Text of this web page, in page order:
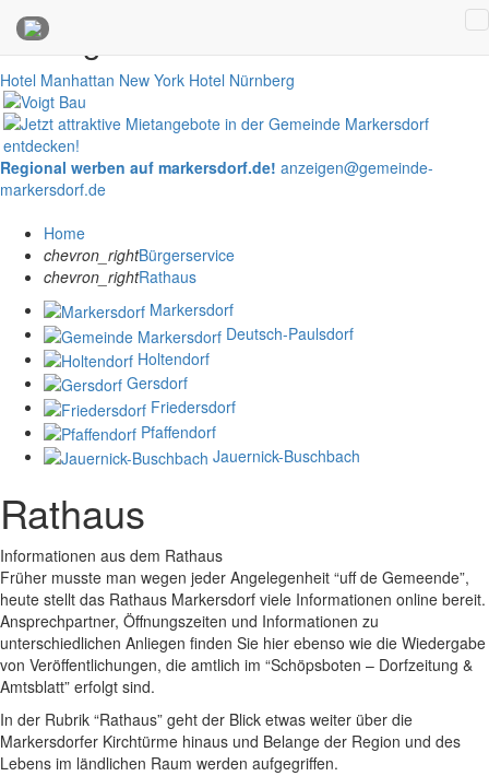
Anzeigen
Hotel Manhattan New York Hotel Nürnberg
Regional werben auf markersdorf.de! anzeigen@gemeinde-
markersdorf.de
Home
chevron_rightBürgerservice
chevron_rightRathaus
Markersdorf
Deutsch-Paulsdorf
Holtendorf
Gersdorf
Friedersdorf
Pfaffendorf
Jauernick-Buschbach
Rathaus
Informationen aus dem Rathaus
Früher musste man wegen jeder Angelegenheit “uff de Gemeende”,
heute stellt das Rathaus Markersdorf viele Informationen online bereit.
Ansprechpartner, Öffnungszeiten und Informationen zu
unterschiedlichen Anliegen finden Sie hier ebenso wie die Wiedergabe
von Veröffentlichungen, die amtlich im “Schöpsboten – Dorfzeitung &
Amtsblatt” erfolgt sind.
In der Rubrik “Rathaus” geht der Blick etwas weiter über die
Markersdorfer Kirchtürme hinaus und Belange der Region und des
Lebens im ländlichen Raum werden aufgegriffen.